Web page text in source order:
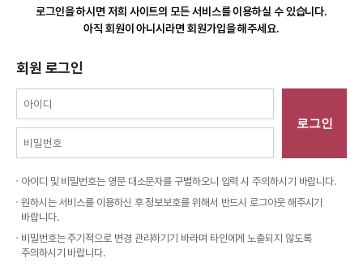
로그인을 하시면 저희 사이트의 모든 서비스를 이용하실 수 있습니다.
아직 회원이 아니시라면 회원가입을 해주세요.
회원 로그인
로그인
아이디 및 비밀번호는 영문 대소문자를 구별하오니 입력 시 주의하시기 바랍니다.
원하시는 서비스를 이용하신 후 정보보호를 위해서 반드시 로그아웃 해주시기
바랍니다.
비밀번호는 주기적으로 변경 관리하기기 바라며 타인에게 노출되지 않도록
주의하시기 바랍니다.